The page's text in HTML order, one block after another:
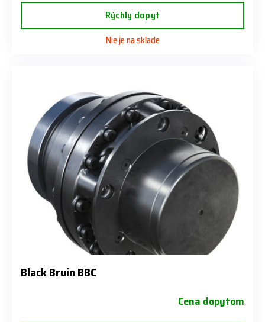
Rýchly dopyt
Nie je na sklade
Black Bruin BBC
Cena dopytom